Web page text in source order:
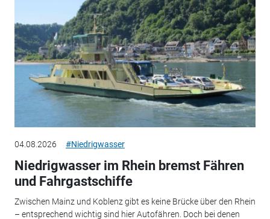
04.08.2026 #Niedrigwasser
Niedrigwasser im Rhein bremst Fähren
und Fahrgastschiffe
Zwischen Mainz und Koblenz gibt es keine Brücke über den Rhein
– entsprechend wichtig sind hier Autofähren. Doch bei denen